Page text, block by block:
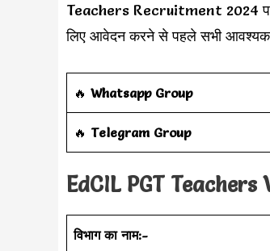
Teachers Recruitment 2024
लिए आवेदन करने से पहले सभी आवश्यक
‎️‍🔥 Whatsapp Group
‎️‍🔥 Telegram Group
EdCIL PGT Teachers
विभाग का नाम:-